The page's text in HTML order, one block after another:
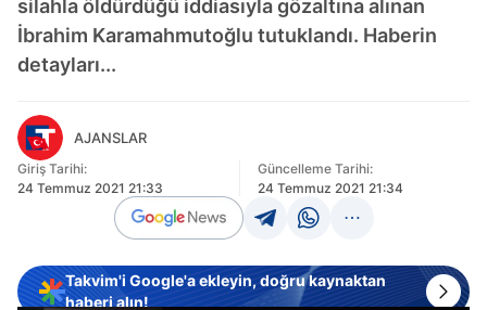
silahla öldürdüğü iddiasıyla gözaltına alınan
İbrahim Karamahmutoğlu tutuklandı. Haberin
detayları...
AJANSLAR
Giriş Tarihi:
24 Temmuz 2021 21:33
Güncelleme Tarihi:
24 Temmuz 2021 21:34
Takvim'i Google'a ekleyin, doğru kaynaktan
haberi alın!